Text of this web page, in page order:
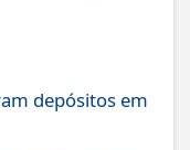
depósitos em